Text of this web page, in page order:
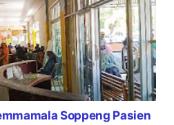
Soppeng Pasien